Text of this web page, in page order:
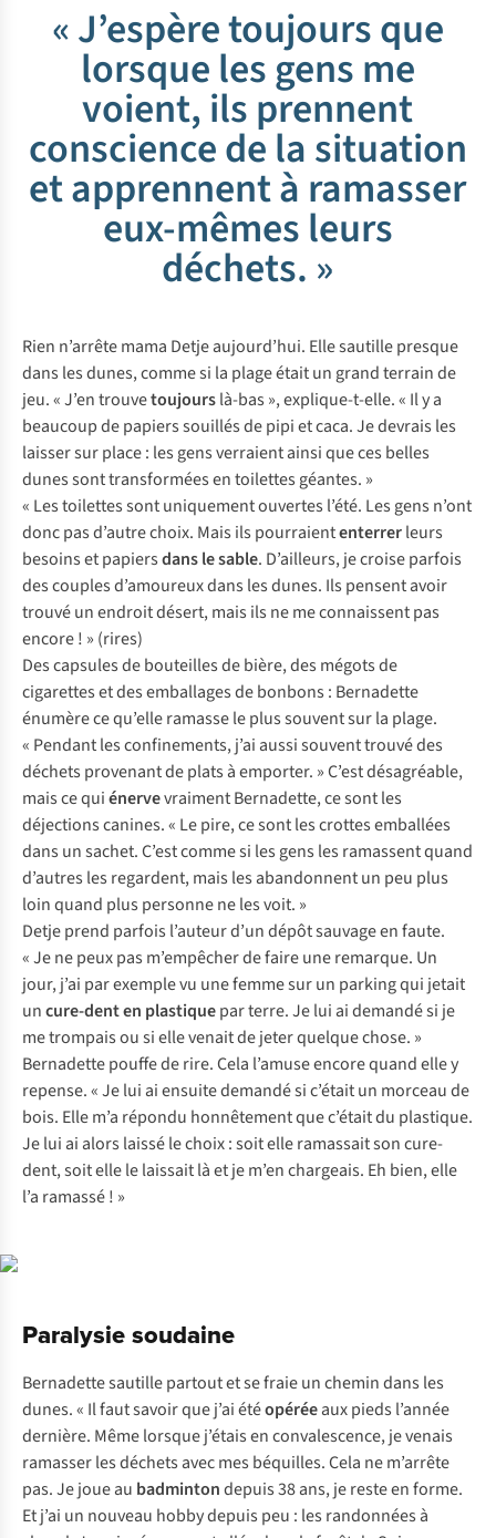
« J’espère toujours que
lorsque les gens me
voient, ils prennent
conscience de la situation
et apprennent à ramasser
eux-mêmes leurs
déchets. »
Rien n’arrête mama Detje aujourd’hui. Elle sautille presque
dans les dunes, comme si la plage était un grand terrain de
jeu. « J’en trouvetoujourslà-bas », explique-t-elle. « Il y a
beaucoup de papiers souillés de pipi et caca. Je devrais les
laisser sur place : les gens verraient ainsi que ces belles
dunes sont transformées en toilettes géantes. »
« Les toilettes sont uniquement ouvertes l’été. Les gens n’ont
donc pas d’autre choix. Mais ils pourraiententerrerleurs
besoins et papiersdans le sable. D’ailleurs, je croise parfois
des couples d’amoureux dans les dunes. Ils pensent avoir
trouvé un endroit désert, mais ils ne me connaissent pas
encore ! » (rires)
Des capsules de bouteilles de bière, des mégots de
cigarettes et des emballages de bonbons : Bernadette
énumère ce qu’elle ramasse le plus souvent sur la plage.
« Pendant les confinements, j’ai aussi souvent trouvé des
déchets provenant de plats à emporter. » C’est désagréable,
mais ce quiénervevraiment Bernadette, ce sont les
déjections canines. « Le pire, ce sont les crottes emballées
dans un sachet. C’est comme si les gens les ramassent quand
d’autres les regardent, mais les abandonnent un peu plus
loin quand plus personne ne les voit. »
Detje prend parfois l’auteur d’un dépôt sauvage en faute.
« Je ne peux pas m’empêcher de faire une remarque. Un
jour, j’ai par exemple vu une femme sur un parking qui jetait
uncure-dent en plastiquepar terre. Je lui ai demandé si je
me trompais ou si elle venait de jeter quelque chose. »
Bernadette pouffe de rire. Cela l’amuse encore quand elle y
repense. « Je lui ai ensuite demandé si c’était un morceau de
bois. Elle m’a répondu honnêtement que c’était du plastique.
Je lui ai alors laissé le choix : soit elle ramassait son cure-
dent, soit elle le laissait là et je m’en chargeais. Eh bien, elle
l’a ramassé ! »
Paralysie soudaine
Bernadette sautille partout et se fraie un chemin dans les
dunes. « Il faut savoir que j’ai étéopéréeaux pieds l’année
dernière. Même lorsque j’étais en convalescence, je venais
ramasser les déchets avec mes béquilles. Cela ne m’arrête
pas. Je joue au badmintondepuis 38 ans, je reste en forme.
Et j’ai un nouveau hobby depuis peu : les randonnées à